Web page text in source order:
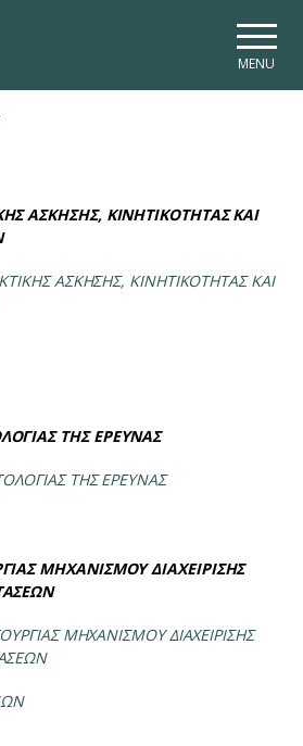
MENU
ΑΣΚΗΣΗΣ, ΚΙΝΗΤΙΚΟΤΗΤΑΣ ΚΑΙ
ΑΣΚΗΣΗΣ, ΚΙΝΗΤΙΚΟΤΗΤΑΣ ΚΑΙ
ΤΗΣ ΕΡΕΥΝΑΣ
ΤΗΣ ΕΡΕΥΝΑΣ
ΜΗΧΑΝΙΣΜΟΥ ΔΙΑΧΕΙΡΙΣΗΣ
ΜΗΧΑΝΙΣΜΟΥ ΔΙΑΧΕΙΡΙΣΗΣ